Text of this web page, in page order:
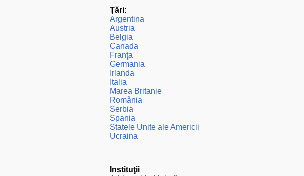
Ţări:
Argentina
Austria
Belgia
Canada
Franţa
Germania
Irlanda
Italia
Marea Britanie
România
Serbia
Spania
Statele Unite ale Americii
Ucraina
Instituţii